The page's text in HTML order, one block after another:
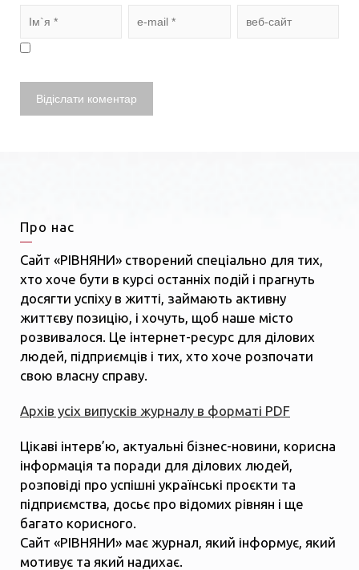
Про нас
Сайт «РІВНЯНИ» створений спеціально для тих,
хто хоче бути в курсі останніх подій і прагнуть
досягти успіху в житті, займають активну
життєву позицію, і хочуть, щоб наше місто
розвивалося. Це інтернет-ресурс для ділових
людей, підприємців і тих, хто хоче розпочати
свою власну справу.
Архів усіх випусків журналу в форматі PDF
Цікаві інтерв’ю, актуальні бізнес-новини, корисна
інформація та поради для ділових людей,
розповіді про успішні українські проєкти та
підприємства, досьє про відомих рівнян і ще
багато корисного.
Сайт «РІВНЯНИ» має журнал, який інформує, який
мотивує та який надихає.